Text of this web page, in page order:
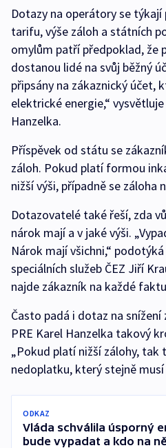
Dotazy na operátory se
tarifu, výše záloh a státních
omylům patří předpoklad, že
dostanou lidé na svůj běžný
připsány na zákaznický účet,
elektrické energie,“
Hanzelka.
Příspěvek od státu se
záloh. Pokud platí formou
nižší výši, případně se záloha
Dotazovatelé také řeší, zda
nárok mají a v jaké výši.
Nárok mají všichni,“
speciálních služeb ČEZ Jiří
najde zákazník na každé
Často padá i dotaz na
PRE Karel Hanzelka takový
„Pokud platí nižší zálohy, tak
nedoplatku, který stejně
ODKAZ
Vláda schválila úsporný
bude vypadat a kdo na